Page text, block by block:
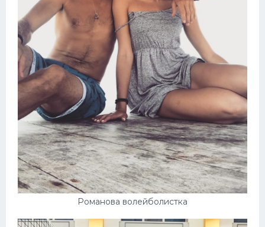
Романова волейболистка